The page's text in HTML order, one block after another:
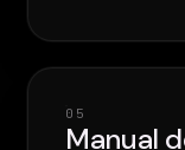
0 5
Manual